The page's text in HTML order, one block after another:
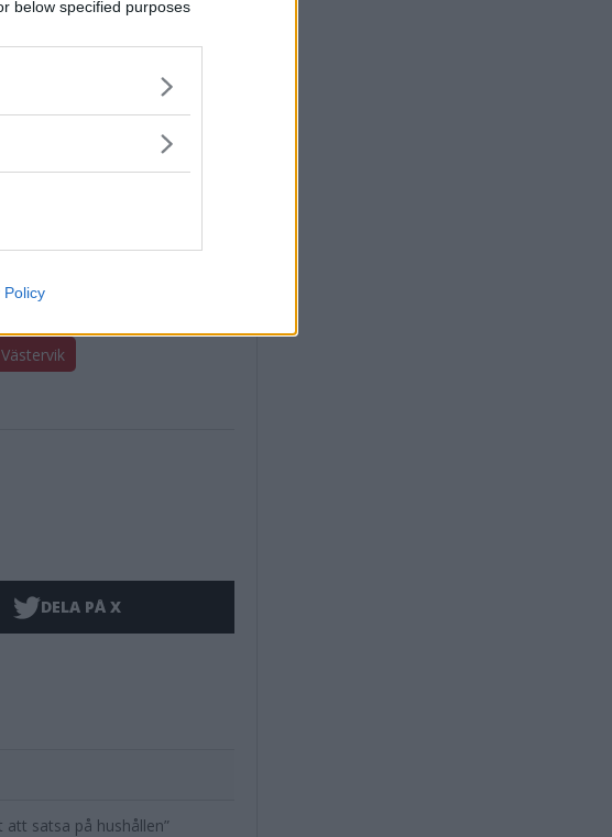
below specified purposes
Policy
men parterna har inte
över omfattar hela 90
DELA PÅ X
satsa på hushållen”